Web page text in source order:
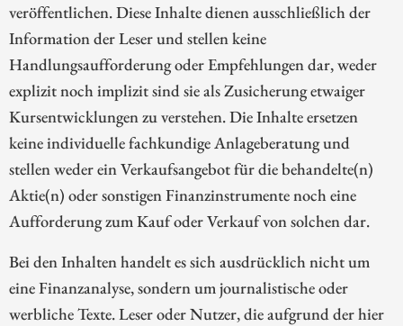
veröffentlichen. Diese Inhalte dienen ausschließlich der
Information der Leser und stellen keine
Handlungsaufforderung oder Empfehlungen dar, weder
explizit noch implizit sind sie als Zusicherung etwaiger
Kursentwicklungen zu verstehen. Die Inhalte ersetzen
keine individuelle fachkundige Anlageberatung und
stellen weder ein Verkaufsangebot für die behandelte(n)
Aktie(n) oder sonstigen Finanzinstrumente noch eine
Aufforderung zum Kauf oder Verkauf von solchen dar.
Bei den Inhalten handelt es sich ausdrücklich nicht um
eine Finanzanalyse, sondern um journalistische oder
werbliche Texte. Leser oder Nutzer, die aufgrund der hier